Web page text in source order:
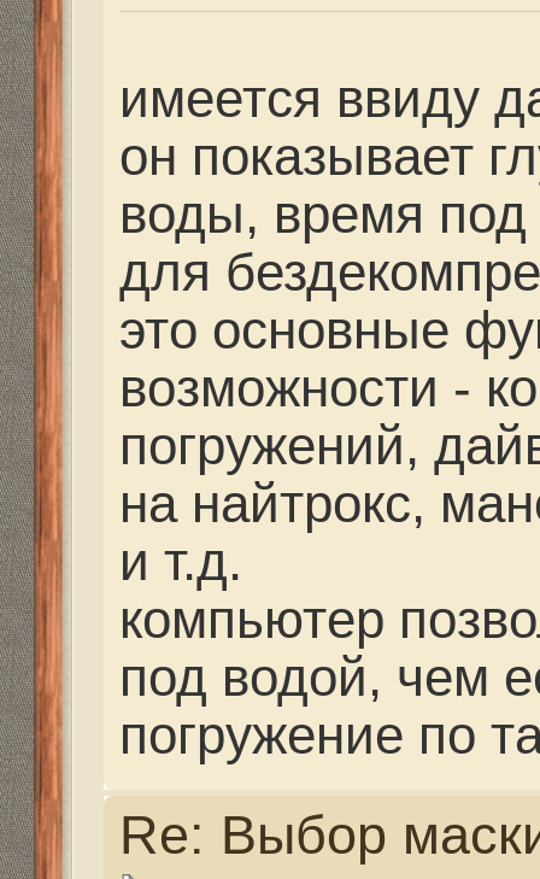
Re: Выбор маски
strannik» 12 сен 2014,
volosasha писал(а):
Под водой
или подводной
есть компы для
для дайвинга. Им
Просто включил и
спокойной
памяти и посмотрел
погружался, какого
долго дыхание
воды... а вот без
серьезной нырялке
Дайверский